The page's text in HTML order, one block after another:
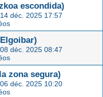
escondida)
14 déc. 2025 17:57
08 déc. 2025 08:47
zona segura)
06 déc. 2025 10:20